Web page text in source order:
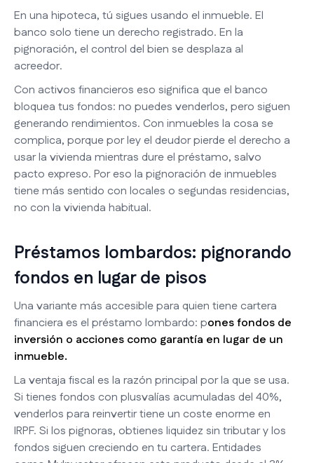
En una hipoteca, tú sigues usando el inmueble. El
banco solo tiene un derecho registrado. En la
pignoración, el control del bien se desplaza al
acreedor.
Con activos financieros eso significa que el banco
bloquea tus fondos: no puedes venderlos, pero siguen
generando rendimientos. Con inmuebles la cosa se
complica, porque por ley el deudor pierde el derecho a
usar la vivienda mientras dure el préstamo, salvo
pacto expreso. Por eso la pignoración de inmuebles
tiene más sentido con locales o segundas residencias,
no con la vivienda habitual.
Préstamos lombardos: pignorando
fondos en lugar de pisos
Una variante más accesible para quien tiene cartera
financiera es el préstamo lombardo: pones fondos de
inversión o acciones como garantía en lugar de un
inmueble.
La ventaja fiscal es la razón principal por la que se usa.
Si tienes fondos con plusvalías acumuladas del 40%,
venderlos para reinvertir tiene un coste enorme en
IRPF. Si los pignoras, obtienes liquidez sin tributar y los
fondos siguen creciendo en tu cartera. Entidades